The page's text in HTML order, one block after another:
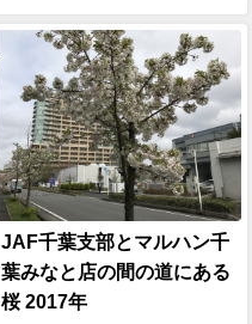
JAF千葉支部とマルハン千
葉みなと店の間の道にある
桜 2017年